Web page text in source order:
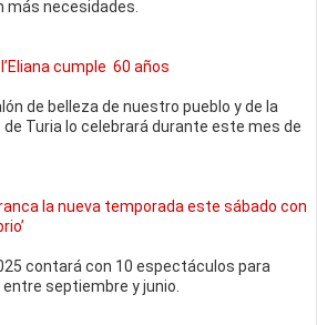
más necesidades.
cumple 60 años
de belleza de nuestro pueblo y de la
Turia lo celebrará durante este mes de
la nueva temporada este sábado con
contará con 10 espectáculos para
septiembre y junio.